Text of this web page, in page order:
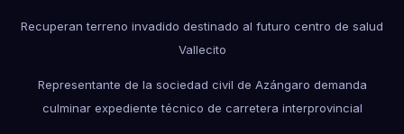
Recuperan terreno invadido destinado al futuro centro de salud
Vallecito
Representante de la sociedad civil de Azángaro demanda
culminar expediente técnico de carretera interprovincial